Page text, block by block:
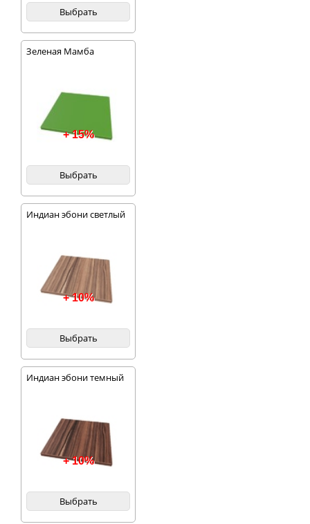
Выбрать
Зеленая Мамба
+ 15%
Выбрать
Индиан эбони светлый
+ 10%
Выбрать
Индиан эбони темный
+ 10%
Выбрать